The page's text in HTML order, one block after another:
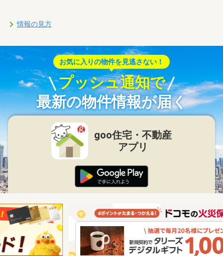
情報の見方
お気に入りの物件を見逃さない！
プッシュ通知で
最新の物件情報が届く
goo住宅・不動産
アプリ